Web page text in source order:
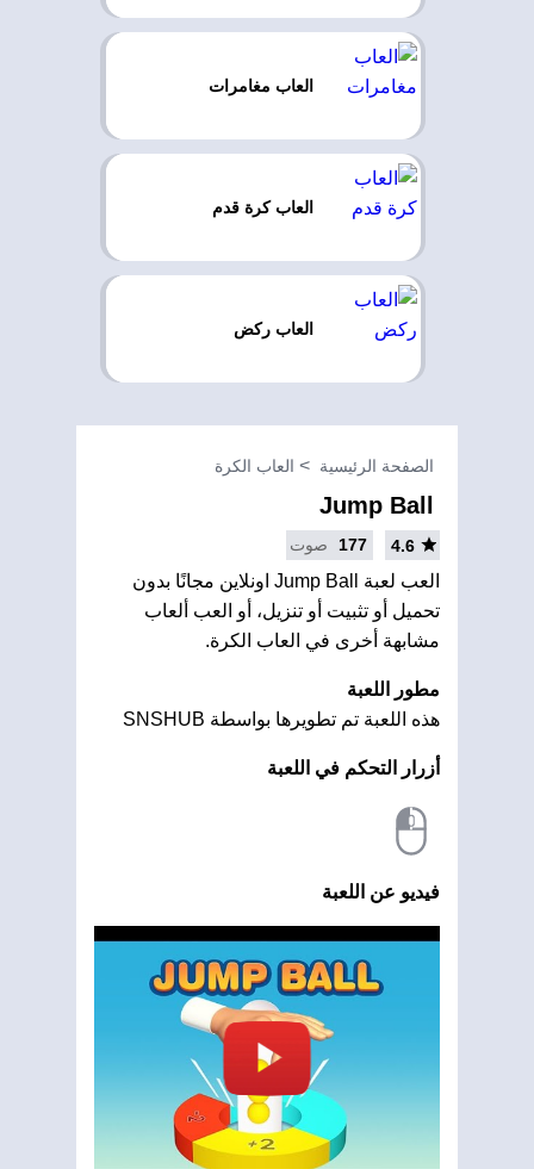
العاب مغامرات
العاب كرة قدم
العاب ركض
الصفحة الرئيسية العاب الكرة
Jump Ball
4.6
177 صوت
العب لعبة Jump Ball اونلاين مجانًا بدون
تحميل أو تثبيت أو تنزيل، أو العب ألعاب
مشابهة أخرى في العاب الكرة.
مطور اللعبة
هذه اللعبة تم تطويرها بواسطة SNSHUB
أزرار التحكم في اللعبة
فيديو عن اللعبة